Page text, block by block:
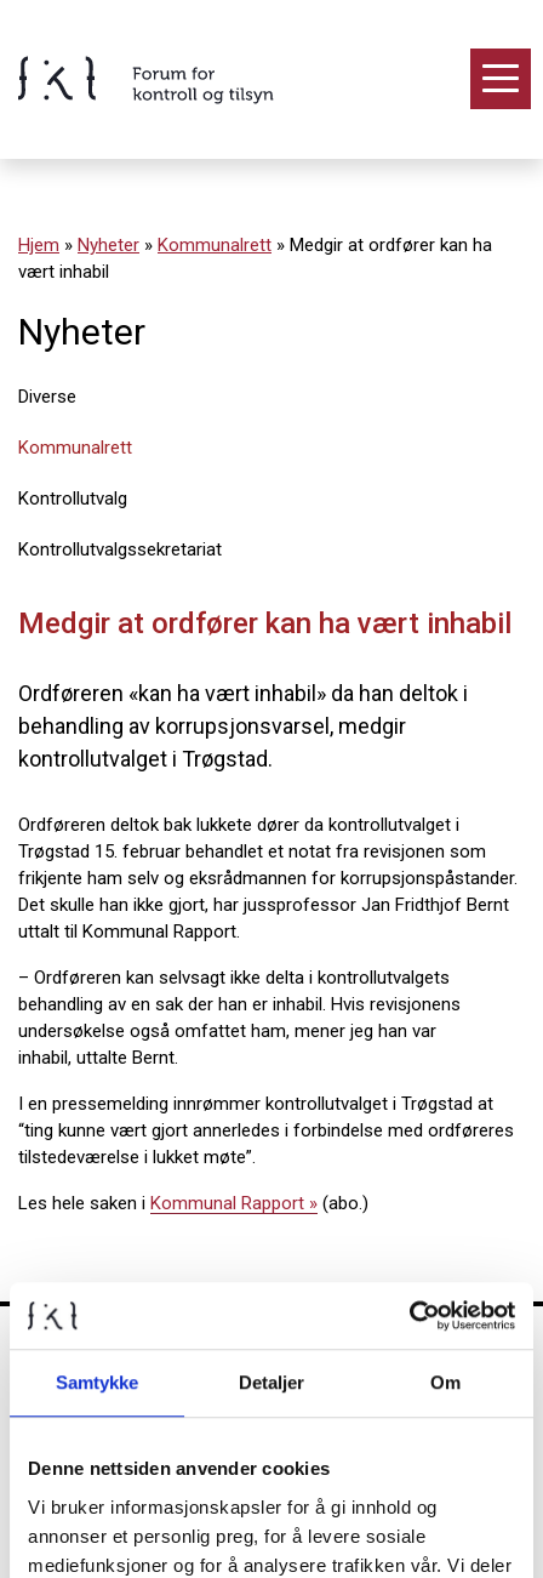
Samtykke Detaljer Om
Denne nettsiden anvender cookies
Vi bruker informasjonskapsler for å gi innhold og
annonser et personlig preg, for å levere sosiale
mediefunksjoner og for å analysere trafikken vår. Vi deler
innholdet
Hjem » Nyheter » Kommunalrett » Medgir at ordfører kan ha
vært inhabil
Nyheter
Diverse
Kommunalrett
Kontrollutvalg
Kontrollutvalgssekretariat
Medgir at ordfører kan ha vært inhabil
Ordføreren «kan ha vært inhabil» da han deltok i
behandling av korrupsjonsvarsel, medgir
kontrollutvalget i Trøgstad.
Ordføreren deltok bak lukkete dører da kontrollutvalget i
Trøgstad 15. februar behandlet et notat fra revisjonen som
frikjente ham selv og eksrådmannen for korrupsjonspåstander.
Det skulle han ikke gjort, har jussprofessor Jan Fridthjof Bernt
uttalt til Kommunal Rapport.
– Ordføreren kan selvsagt ikke delta i kontrollutvalgets
behandling av en sak der han er inhabil. Hvis revisjonens
undersøkelse også omfattet ham, mener jeg han var
inhabil, uttalte Bernt.
I en pressemelding innrømmer kontrollutvalget i Trøgstad at
“ting kunne vært gjort annerledes i forbindelse med ordføreres
tilstedeværelse i lukket møte”.
Les hele saken i Kommunal Rapport » (abo.)
FKT
Kontrollutvalget